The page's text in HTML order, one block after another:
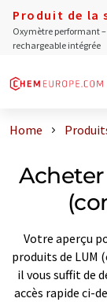
Produit de la
Oxymètre performant
rechargeable intégrée
Home
Votre aperçu
produits de LUM
il vous suffit de
accès rapide ci-